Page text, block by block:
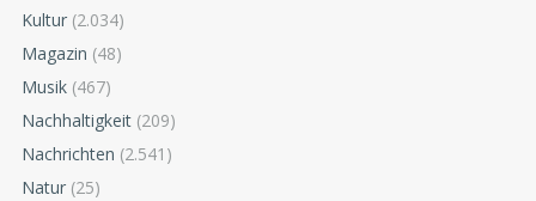
Kultur (2.034)
Magazin (48)
Musik (467)
Nachhaltigkeit (209)
Nachrichten (2.541)
Natur (25)